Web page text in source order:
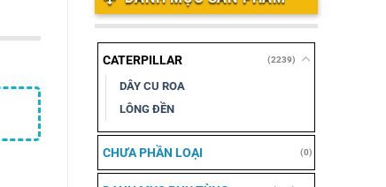
CATERPILLAR (2239)
DÂY CU ROA
LÔNG ĐỀN
CHƯA PHẦN LOẠI (0)